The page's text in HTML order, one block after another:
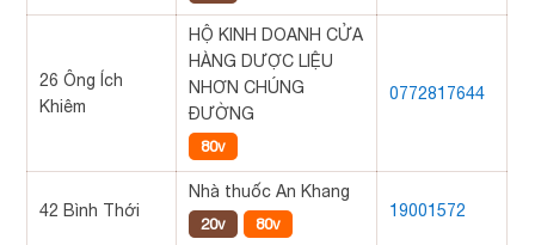
26 Ông Ích
Khiêm
HỘ KINH DOANH CỬA
HÀNG DƯỢC LIỆU
NHƠN CHÚNG
ĐƯỜNG
80v
0772817644
42 Bình Thới
Nhà thuốc An Khang
20v 80v
19001572